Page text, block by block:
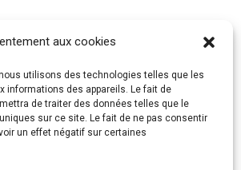
aux cookies
utilisons des technologies telles que les
informations des appareils. Le fait de
de traiter des données telles que le
sur ce site. Le fait de ne pas consentir
un effet négatif sur certaines